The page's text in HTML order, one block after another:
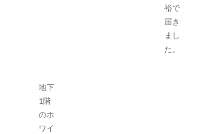
裕で
届き
まし
た。
地下
1階
のホ
ワイ